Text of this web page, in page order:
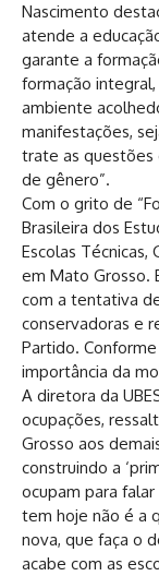
Nascimento
atende a
garante a
formação
ambiente
manifestações,
trate as questões
de gênero”.
Com o grito de
Brasileira dos
Escolas Técnicas,
em Mato Grosso.
com a tentativa
conservadoras e
Partido.
importância da
A diretora da
ocupações,
Grosso aos
construindo a
ocupam para
tem hoje não é a
nova, que faça o
acabe com as